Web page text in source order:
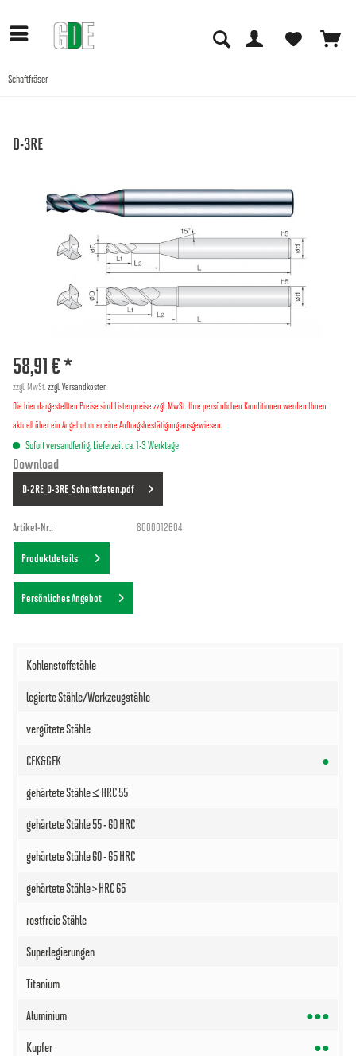
Schaftfräser
D-3RE
58,91 € *
zzgl. MwSt. zzgl. Versandkosten
Die hier dargestellten Preise sind Listenpreise zzgl. MwSt. Ihre persönlichen Konditionen werden Ihnen
aktuell über ein Angebot oder eine Auftragsbestätigung ausgewiesen.
Sofort versandfertig, Lieferzeit ca. 1-3 Werktage
Download
D-2RE_D-3RE_Schnittdaten.pdf
Artikel-Nr.: 8000012604
Produktdetails
Persönliches Angebot
●
●●●
●●